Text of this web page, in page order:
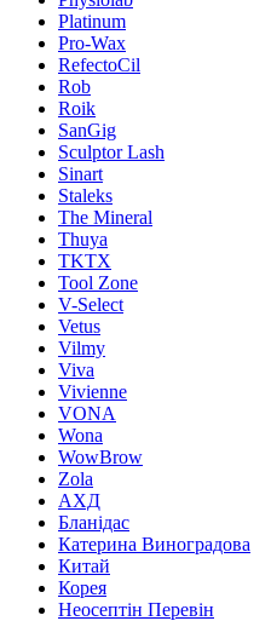
Platinum
Pro-Wax
RefectoCil
Rob
Roik
SanGig
Sculptor Lash
Sinart
Staleks
The Mineral
Thuya
TKTX
Tool Zone
V-Select
Vetus
Vilmy
Viva
Vivienne
VONA
Wona
WowBrow
Zola
АХД
Бланідас
Катерина Виноградова
Китай
Корея
Неосептін Перевін